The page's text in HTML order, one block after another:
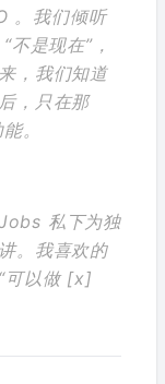
。我们倾听
是现在”，
，我们知道
，只在那
。
私下为独
。我喜欢的
可以做 [x]